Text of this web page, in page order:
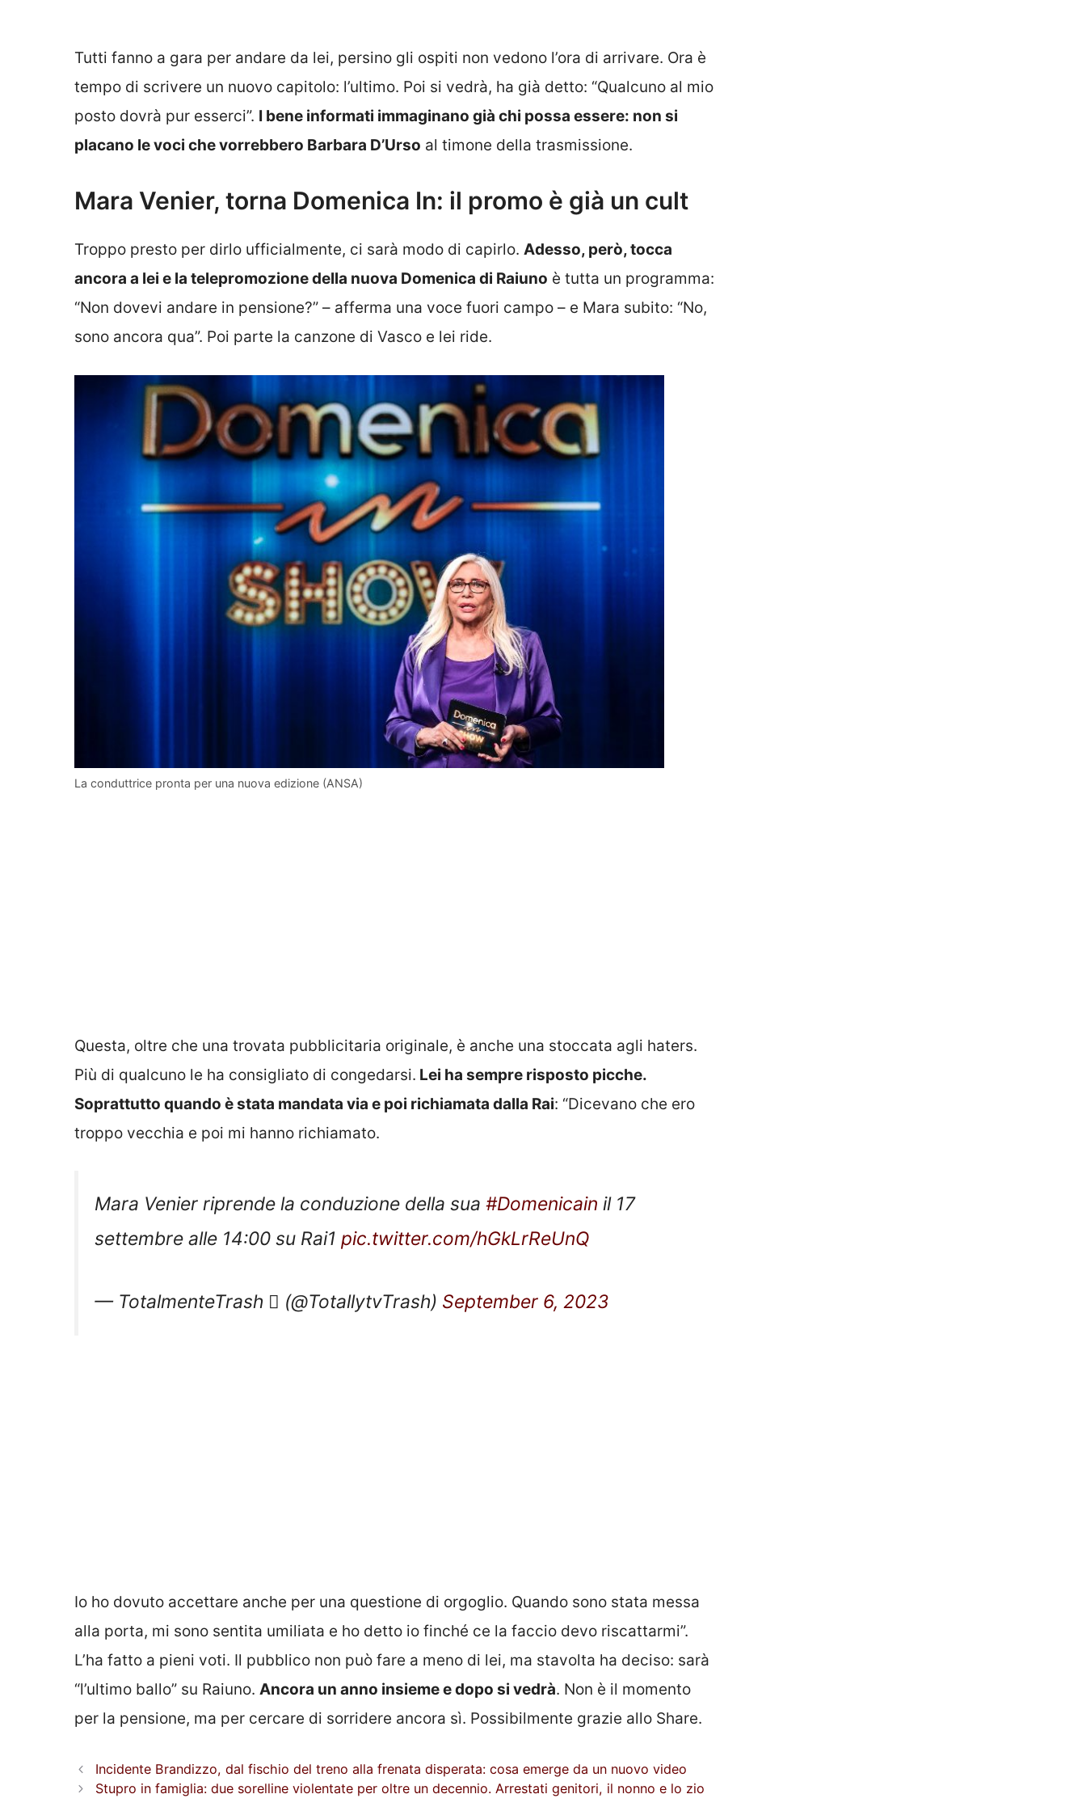
Tutti fanno a gara per andare da lei, persino gli ospiti non vedono l’ora di arrivare. Ora è
tempo di scrivere un nuovo capitolo: l’ultimo. Poi si vedrà, ha già detto: “Qualcuno al mio
posto dovrà pur esserci”. I bene informati immaginano già chi possa essere: non si
placano le voci che vorrebbero Barbara D’Urso al timone della trasmissione.
Mara Venier, torna Domenica In: il promo è già un cult
Troppo presto per dirlo ufficialmente, ci sarà modo di capirlo. Adesso, però, tocca
ancora a lei e la telepromozione della nuova Domenica di Raiuno è tutta un programma:
“Non dovevi andare in pensione?” – afferma una voce fuori campo – e Mara subito: “No,
sono ancora qua”. Poi parte la canzone di Vasco e lei ride.
La conduttrice pronta per una nuova edizione (ANSA)
Questa, oltre che una trovata pubblicitaria originale, è anche una stoccata agli haters.
Più di qualcuno le ha consigliato di congedarsi. Lei ha sempre risposto picche.
Soprattutto quando è stata mandata via e poi richiamata dalla Rai: “Dicevano che ero
troppo vecchia e poi mi hanno richiamato.
Mara Venier riprende la conduzione della sua #Domenicain il 17
settembre alle 14:00 su Rai1 pic.twitter.com/hGkLrReUnQ
— TotalmenteTrash  (@TotallytvTrash) September 6, 2023
Io ho dovuto accettare anche per una questione di orgoglio. Quando sono stata messa
alla porta, mi sono sentita umiliata e ho detto io finché ce la faccio devo riscattarmi”.
L’ha fatto a pieni voti. Il pubblico non può fare a meno di lei, ma stavolta ha deciso: sarà
“l’ultimo ballo” su Raiuno. Ancora un anno insieme e dopo si vedrà. Non è il momento
per la pensione, ma per cercare di sorridere ancora sì. Possibilmente grazie allo Share.
Incidente Brandizzo, dal fischio del treno alla frenata disperata: cosa emerge da un nuovo video
Stupro in famiglia: due sorelline violentate per oltre un decennio. Arrestati genitori, il nonno e lo zio